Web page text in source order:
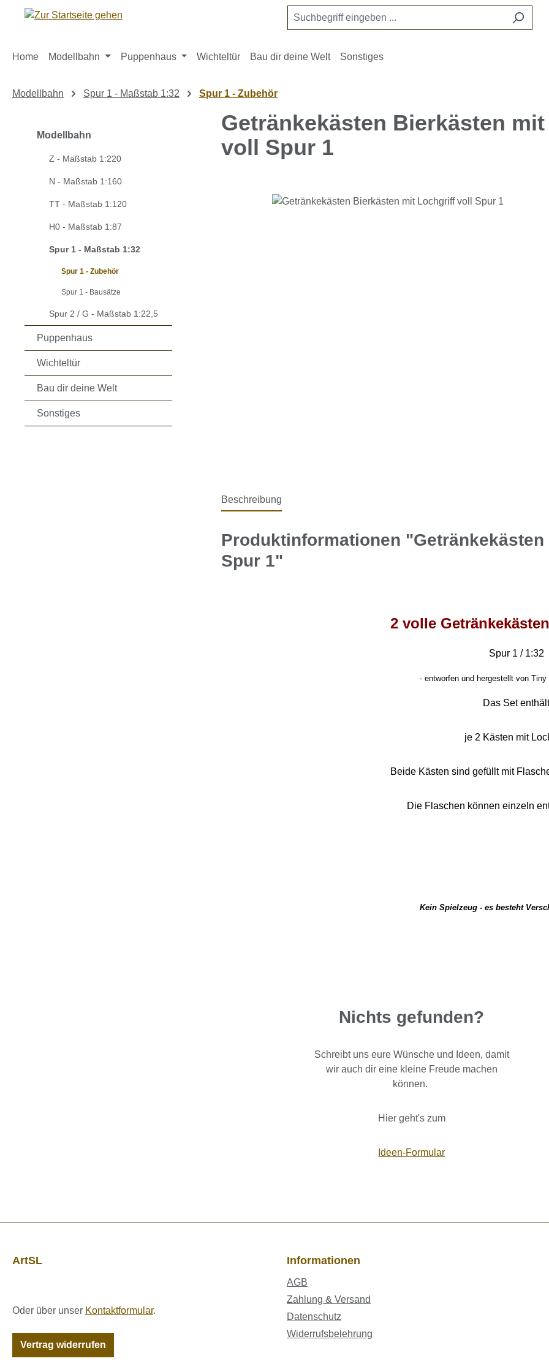
Hauptinhalt springen
Zur Suche springen
Zur Hauptnavigation springen
Home Modellbahn Puppenhaus Wichteltür Bau dir deine Welt Sonstiges
Modellbahn Spur 1 - Maßstab 1:32 Spur 1 - Zubehör
Modellbahn
Z - Maßstab 1:220
N - Maßstab 1:160
TT - Maßstab 1:120
H0 - Maßstab 1:87
Spur 1 - Maßstab 1:32
Spur 1 - Zubehör
Spur 1 - Bausätze
Spur 2 / G - Maßstab 1:22,5
Puppenhaus
Wichteltür
Bau dir deine Welt
Sonstiges
Getränkekästen Bierkästen
voll Spur 1
Bildergalerie überspringen
Beschreibung
Produktinformationen
Spur 1"
2 volle
Spur 1 / 1:32
- entworfen und hergestellt von Tiny
Das Set enthält
je 2 Kästen mit
Beide Kästen sind gefüllt mit
Die Flaschen können einzeln
Kein Spielzeug - es besteht
Nichts gefunden?
Schreibt uns eure Wünsche und Ideen, damit
wir auch dir eine kleine Freude machen
können.
Hier geht's zum
Ideen-Formular
ArtSL
Oder über unser Kontaktformular.
Vertrag widerrufen
Informationen
AGB
Zahlung & Versand
Datenschutz
Widerrufsbelehrung